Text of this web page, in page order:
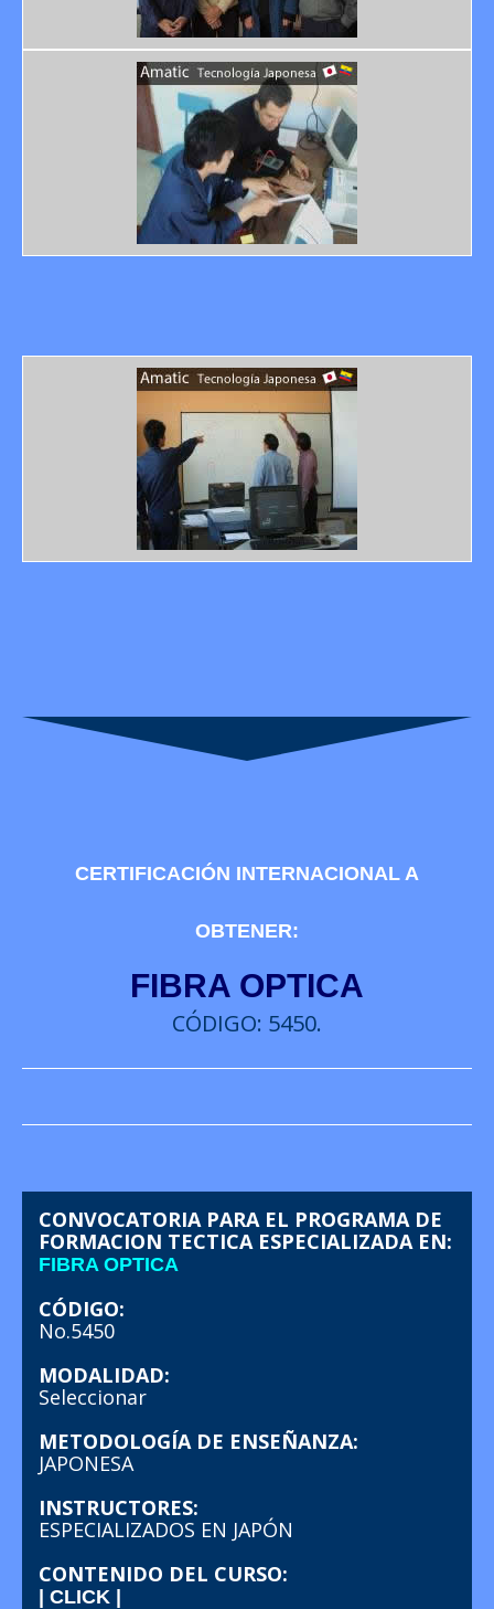
CERTIFICACIÓN INTERNACIONAL A
OBTENER:
FIBRA OPTICA
CÓDIGO: 5450.
CONVOCATORIA PARA EL PROGRAMA DE
FORMACION TECTICA ESPECIALIZADA EN:
FIBRA OPTICA
CÓDIGO:
No.5450
MODALIDAD:
Seleccionar
METODOLOGÍA DE ENSEÑANZA:
JAPONESA
INSTRUCTORES:
ESPECIALIZADOS EN JAPÓN
CONTENIDO DEL CURSO:
| CLICK |